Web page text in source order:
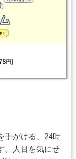
手がける、24時
。人目を気にせ